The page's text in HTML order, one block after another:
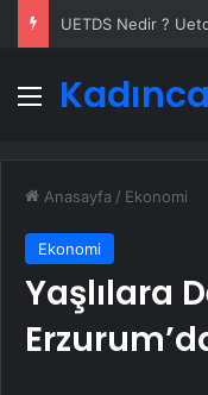
Menü
Anasayfa / Ekonomi
Ekonomi
Yaşlılara